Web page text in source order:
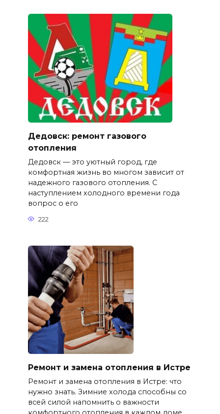
Дедовск: ремонт газового
отопления
Дедовск — это уютный город, где
комфортная жизнь во многом зависит от
надежного газового отопления. С
наступлением холодного времени года
вопрос о его
222
Ремонт и замена отопления в Истре
Ремонт и замена отопления в Истре: что
нужно знать. Зимние холода способны со
всей силой напомнить о важности